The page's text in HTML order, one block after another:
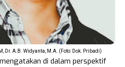
Dr. A.B. Widyanta, M.A. (Foto: Dok. Pribadi)
di dalam perspektif